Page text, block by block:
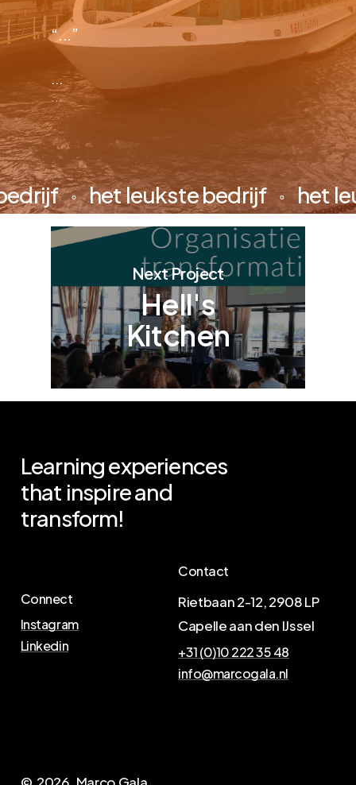
“...”
...
...
bedrijf ⚬ het leukste bedrijf ⚬
Next Project
Hell's
Kitchen
Learningexperiences
that inspireand
transform!
Connect
Instagram
Linkedin
Contact
Rietbaan 2-12, 2908 LP
Capelle aan den IJssel
+31 (0)10 222 35 48
info@marcogala.nl
Nee mcontactop